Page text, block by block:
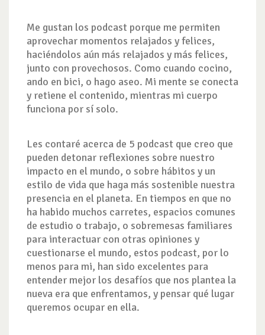
Me gustan los podcast porque me permiten
aprovechar momentos relajados y felices,
haciéndolos aún más relajados y más felices,
junto con provechosos. Como cuando cocino,
ando en bici, o hago aseo. Mi mente se conecta
y retiene el contenido, mientras mi cuerpo
funciona por sí solo.
Les contaré acerca de 5 podcast que creo que
pueden detonar reflexiones sobre nuestro
impacto en el mundo, o sobre hábitos y un
estilo de vida que haga más sostenible nuestra
presencia en el planeta. En tiempos en que no
ha habido muchos carretes, espacios comunes
de estudio o trabajo, o sobremesas familiares
para interactuar con otras opiniones y
cuestionarse el mundo, estos podcast, por lo
menos para mi, han sido excelentes para
entender mejor los desafíos que nos plantea la
nueva era que enfrentamos, y pensar qué lugar
queremos ocupar en ella.